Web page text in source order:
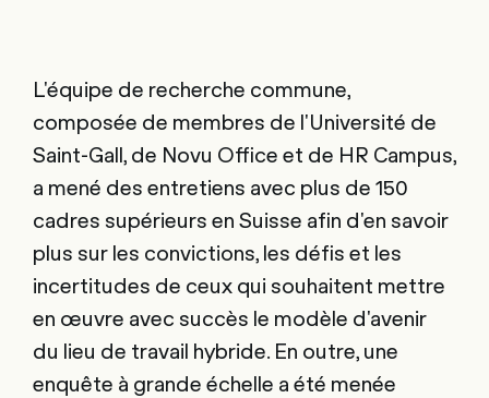
L'équipe de recherche commune,
composée de membres de l'Université de
Saint-Gall, de Novu Office et de HR Campus,
a mené des entretiens avec plus de 150
cadres supérieurs en Suisse afin d'en savoir
plus sur les convictions, les défis et les
incertitudes de ceux qui souhaitent mettre
en œuvre avec succès le modèle d'avenir
du lieu de travail hybride. En outre, une
enquête à grande échelle a été menée